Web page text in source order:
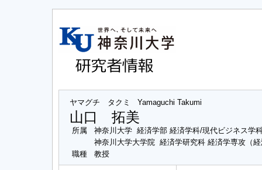
ヤマグチ タクミ Yamaguchi Takumi
山口 拓美
所属
神奈川大学 経済学部 経済学科/現代ビジネス学
神奈川大学大学院 経済学研究科 経済学専攻（
職種
教授